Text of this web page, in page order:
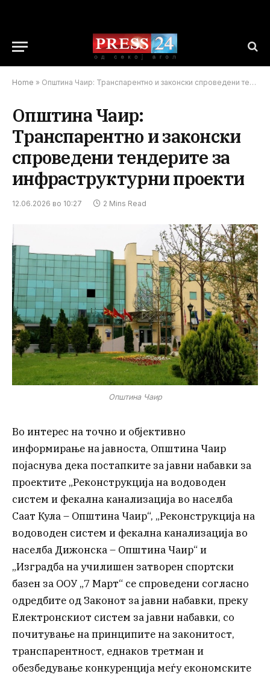
Home » Општина Чаир: Транспарентно и законски спроведени тендерите за инфраструктурни проекти
Општина Чаир:
Транспарентно и законски
спроведени тендерите за
инфраструктурни проекти
12.06.2026 во 10:27 2 Mins Read
Општина Чаир
Во интерес на точно и објективно
информирање на јавноста, Општина Чаир
појаснува дека постапките за јавни набавки за
проектите „Реконструкција на водоводен
систем и фекална канализација во населба
Саат Кула – Општина Чаир“, „Реконструкција на
водоводен систем и фекална канализација во
населба Дижонска – Општина Чаир“ и
„Изградба на училишен затворен спортски
базен за ООУ „7 Март“ се спроведени согласно
одредбите од Законот за јавни набавки, преку
Електронскиот систем за јавни набавки, со
почитување на принципите на законитост,
транспарентност, еднаков третман и
обезбедување конкуренција меѓу економските